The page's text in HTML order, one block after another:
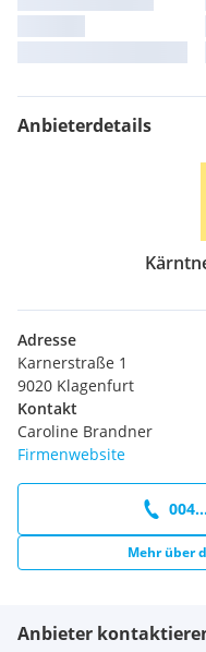
Anbieterdetails
Adresse
Karnerstraße 1
9020 Klagenfurt
Kontakt
Caroline Brandner
Firmenwebsite
Mehr über
Anbieter